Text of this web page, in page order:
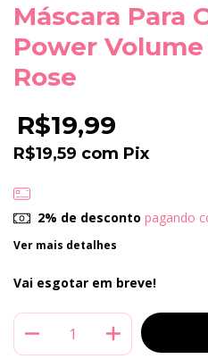
Máscara Para
Power Volume
Rose
R$19,99
R$19,59 com Pix
2% de desconto pagando
Ver mais detalhes
Vai esgotar em breve!